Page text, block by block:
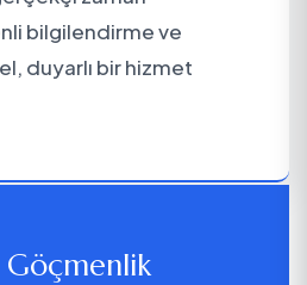
bilgilendirme ve
duyarlı bir hizmet
Göçmenlik